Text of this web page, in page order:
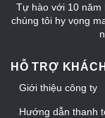
Tự hào với 10 năm
chúng tôi hy vọng
HỖ TRỢ
Giới thiệu công ty
Hướng dẫn thanh